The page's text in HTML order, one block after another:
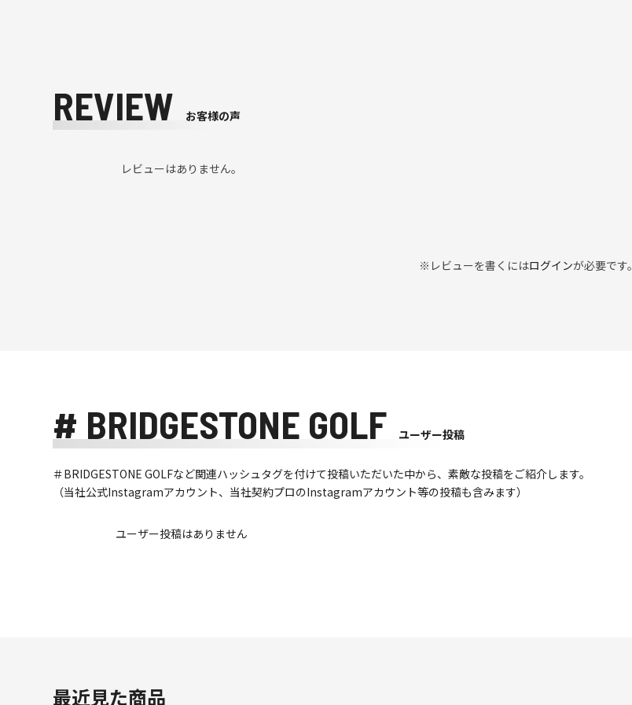
REVIEW お客様の声
レビューはありません。
※レビューを書くにはログインが必要です。
# BRIDGESTONE GOLF ユーザー投稿
＃BRIDGESTONE GOLFなど関連ハッシュタグを付けて投稿いただいた中から、素敵な投稿をご紹介します。
（当社公式Instagramアカウント、当社契約プロのInstagramアカウント等の投稿も含みます）
ユーザー投稿はありません
最近見た商品